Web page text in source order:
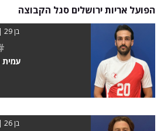
הפועל אריות ירושלים סגל הקבוצה
בן 29 | 1.92
בן 26 | 1.90